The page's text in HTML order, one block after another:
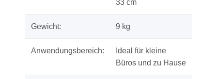
33 cm
Gewicht: 9 kg
Anwendungsbereich:
Ideal für kleine
Büros und zu Hause